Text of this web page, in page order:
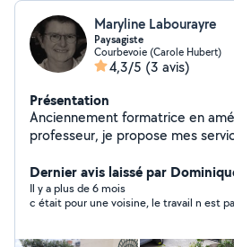
Maryline Labourayre
Paysagiste
Courbevoie (Carole Hubert)
4,3/5 (3 avis)
Présentation
Anciennement formatrice en
professeur, je propose mes
du micro arrosage indispensable
Dernier avis laissé par
Il y a plus de 6 mois
c était pour une voisine, le travail n est